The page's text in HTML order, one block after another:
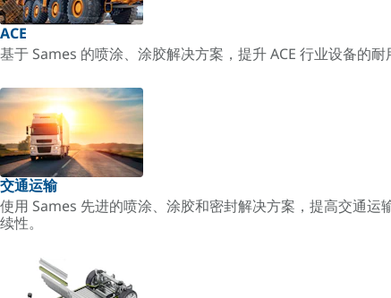
ACE
基于 Sames 的喷涂、涂胶解决方案，提升 ACE 行业设备的耐
交通运输
使用 Sames 先进的喷涂、涂胶和密封解决方案，提高交通运
续性。